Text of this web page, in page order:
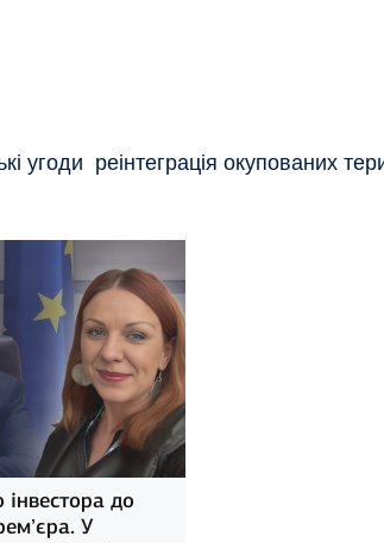
угоди реінтеграція окупованих
інвестора до
У